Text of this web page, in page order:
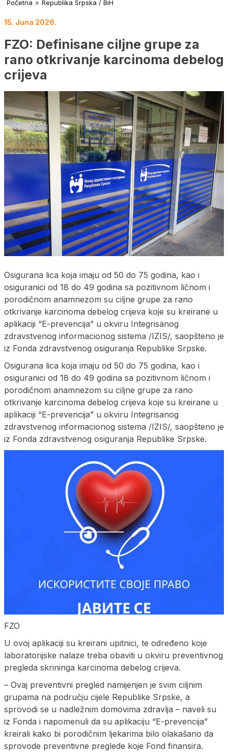
Početna » Republika Srpska / BiH
15. Juna 2026.
FZO: Definisane ciljne grupe za
rano otkrivanje karcinoma debelog
crijeva
Osigurana lica koja imaju od 50 do 75 godina, kao i
osiguranici od 18 do 49 godina sa pozitivnom ličnom i
porodičnom anamnezom su ciljne grupe za rano
otkrivanje karcinoma debelog crijeva koje su kreirane u
aplikaciji “E-prevencija” u okviru Integrisanog
zdravstvenog informacionog sistema /IZIS/, saopšteno je
iz Fonda zdravstvenog osiguranja Republike Srpske.
Osigurana lica koja imaju od 50 do 75 godina, kao i
osiguranici od 18 do 49 godina sa pozitivnom ličnom i
porodičnom anamnezom su ciljne grupe za rano
otkrivanje karcinoma debelog crijeva koje su kreirane u
aplikaciji “E-prevencija” u okviru Integrisanog
zdravstvenog informacionog sistema /IZIS/, saopšteno je
iz Fonda zdravstvenog osiguranja Republike Srpske.
FZO
U ovoj aplikaciji su kreirani upitnici, te određeno koje
laboratorijske nalaze treba obaviti u okviru preventivnog
pregleda skrininga karcinoma debelog crijeva.
– Ovaj preventivni pregled namijenjen je svim ciljnim
grupama na području cijele Republike Srpske, a
sprovodi se u nadležnim domovima zdravlja – naveli su
iz Fonda i napomenuli da su aplikaciju “E-prevencija”
kreirali kako bi porodičnim ljekarima bilo olakašano da
sprovode preventivne preglede koje Fond finansira.